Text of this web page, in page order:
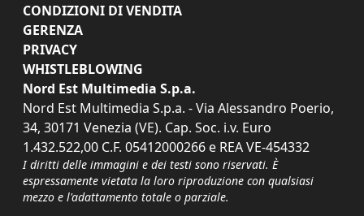
CONDIZIONI DI VENDITA
GERENZA
PRIVACY
WHISTLEBLOWING
Nord Est Multimedia S.p.a.
Nord Est Multimedia S.p.a. - Via Alessandro Poerio,
34, 30171 Venezia (VE). Cap. Soc. i.v. Euro
1.432.522,00 C.F. 05412000266 e REA VE-454332
I diritti delle immagini e dei testi sono riservati. È
espressamente vietata la loro riproduzione con qualsiasi
mezzo e l'adattamento totale o parziale.